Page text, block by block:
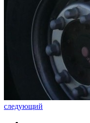
следующий